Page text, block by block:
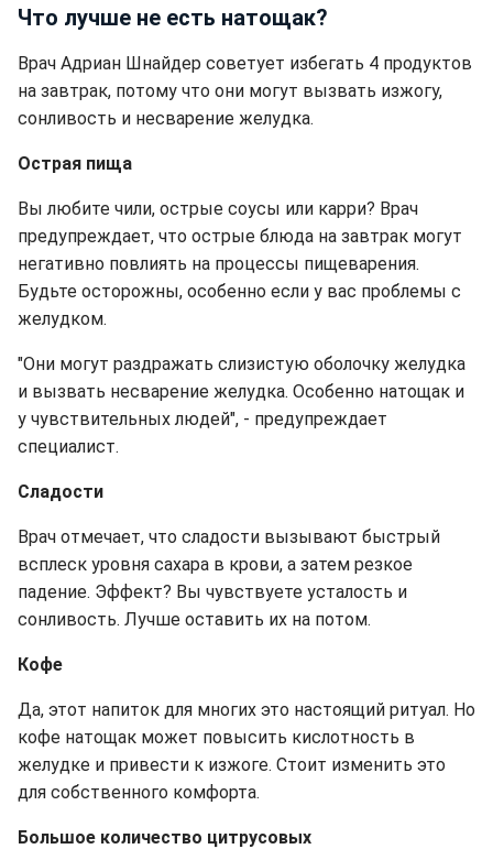
Что лучше не есть натощак?
Врач Адриан Шнайдер советует избегать 4 продуктов
на завтрак, потому что они могут вызвать изжогу,
сонливость и несварение желудка.
Острая пища
Вы любите чили, острые соусы или карри? Врач
предупреждает, что острые блюда на завтрак могут
негативно повлиять на процессы пищеварения.
Будьте осторожны, особенно если у вас проблемы с
желудком.
"Они могут раздражать слизистую оболочку желудка
и вызвать несварение желудка. Особенно натощак и
у чувствительных людей", - предупреждает
специалист.
Сладости
Врач отмечает, что сладости вызывают быстрый
всплеск уровня сахара в крови, а затем резкое
падение. Эффект? Вы чувствуете усталость и
сонливость. Лучше оставить их на потом.
Кофе
Да, этот напиток для многих это настоящий ритуал. Но
кофе натощак может повысить кислотность в
желудке и привести к изжоге. Стоит изменить это
для собственного комфорта.
Большое количество цитрусовых